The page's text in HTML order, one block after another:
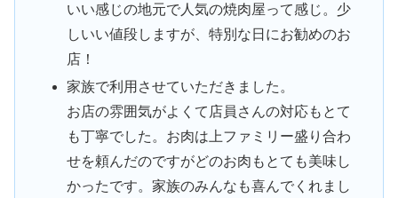
いい感じの地元で人気の焼肉屋って感じ。少
しいい値段しますが、特別な日にお勧めのお
店！
家族で利用させていただきました。
お店の雰囲気がよくて店員さんの対応もとて
も丁寧でした。お肉は上ファミリー盛り合わ
せを頼んだのですがどのお肉もとても美味し
かったです。家族のみんなも喜んでくれまし